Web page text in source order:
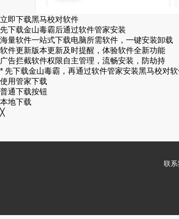
立即下载黑马校对软件
先下载金山毒霸后通过软件管家安装
海量软件一站式下载电脑所需软件，一键安装卸载
软件更新版本更新及时提醒，体验软件全新功能
广告拦截软件权限自主管理，流畅安装，防劫持
* 先下载金山毒霸，再通过软件管家安装黑马校对
使用管家下载
普通下载按钮
本地下载
╳
联系